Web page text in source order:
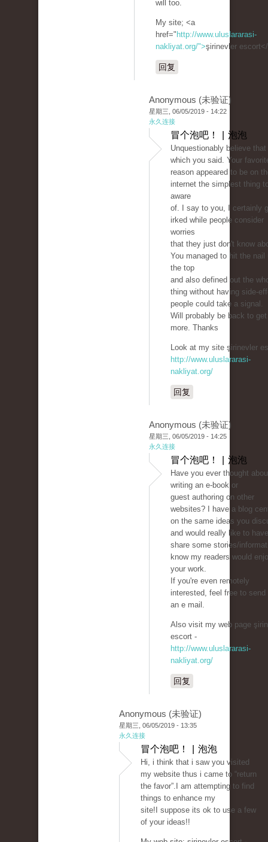
will too.
My site; <a
href=" http://www.uluslararasi-
nakliyat.org/">şirinevler
回复
Anonymous (未验证)
星期三, 06/05/2019 - 14:22
永久连接
冒个泡吧！ | 泡泡
Unquestionably believe that
which you said. Your
reason appeared to be on
internet the simplest thing
aware
of. I say to you, I certainly
irked while people consider
worries
that they just don't know
You managed to hit the nail
the top
and also defined out the
thing without having side-
people could take a signal.
Will probably be back to get
more. Thanks
Look at my site şirinevler
http://www.uluslararasi-
nakliyat.org/
回复
Anonymous (未验证)
星期三, 06/05/2019 - 14:25
永久连接
冒个泡吧！ | 泡泡
Have you ever thought
writing an e-book or
guest authoring on other
websites? I have a blog
on the same ideas you
and would really like to
share some stories/
know my readers would
your work.
If you're even remotely
interested, feel free to send
an e mail.
Also visit my web page
escort -
http://www.uluslararasi-
nakliyat.org/
回复
Anonymous (未验证)
星期三, 06/05/2019 - 13:35
永久连接
冒个泡吧！ | 泡泡
Hi, i think that i saw you visited
my website thus i came to “return
the favor”.I am attempting to find
things to enhance my
site!I suppose its ok to use a few
of your ideas!!